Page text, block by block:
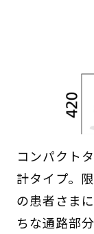
コンパクト
計タイプ。
の患者さま
ちな通路部